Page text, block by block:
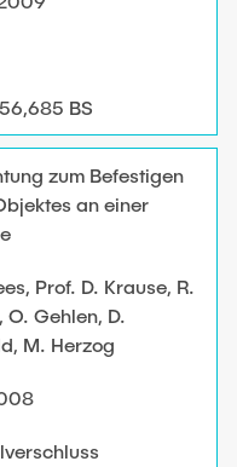
BS
zum Befestigen
an einer
Prof. D. Krause, R.
O. Gehlen, D.
M. Herzog